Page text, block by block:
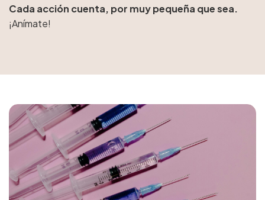
Cada acción cuenta, por muy pequeña que sea.
¡Anímate!